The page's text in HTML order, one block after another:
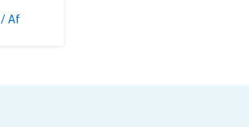
/ Af